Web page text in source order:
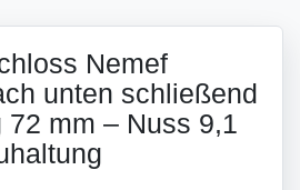
Nemef
unten schließend
mm – Nuss 9,1